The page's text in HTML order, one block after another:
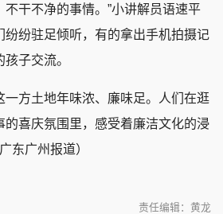
干不净的事情。”小讲解员语速平
纷纷驻足倾听，有的拿出手机拍摄记
子交流。
方土地年味浓、廉味足。人们在逛
的喜庆氛围里，感受着廉洁文化的浸
东广州报道）
责任编辑：黄龙